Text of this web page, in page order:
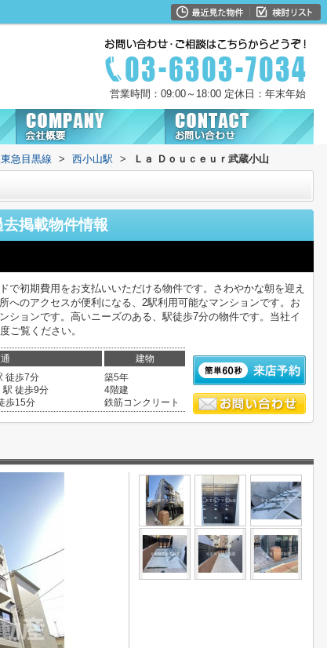
営業時間：09:00～18:00 定休日：年末年始
急目黒線 > 西小山駅 > Ｌａ Ｄｏｕｃｅｕｒ武蔵小山
去掲載物件情報
で初期費用をお支払いいただける物件です。さわやかな朝を迎え
へのアクセスが便利になる、2駅利用可能なマンションです。お
ションです。高いニーズのある、駅徒歩7分の物件です。当社イ
ご覧ください。
建物
徒歩7分
駅 徒歩9分
歩15分
築5年
4階建
鉄筋コンクリート